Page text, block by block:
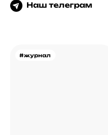
Наш телеграм
#журнал